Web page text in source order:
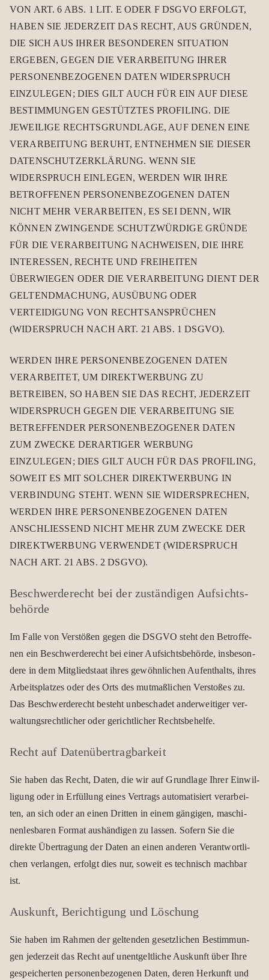
VON ART. 6 ABS. 1 LIT. E ODER F DSGVO ERFOLGT,
HABEN SIE JEDERZEIT DAS RECHT, AUS GRÜNDEN,
DIE SICH AUS IHRER BESONDEREN SITUATION
ERGEBEN, GEGEN DIE VERARBEITUNG IHRER
PERSONENBEZOGENEN DATEN WIDERSPRUCH
EINZULEGEN; DIES GILT AUCH FÜR EIN AUF DIESE
BESTIMMUNGEN GESTÜTZTES PROFILING. DIE
JEWEILIGE RECHTSGRUNDLAGE, AUF DENEN EINE
VERARBEITUNG BERUHT, ENTNEHMEN SIE DIESER
DATENSCHUTZERKLÄRUNG. WENN SIE
WIDERSPRUCH EINLEGEN, WERDEN WIR IHRE
BETROFFENEN PERSONENBEZOGENEN DATEN
NICHT MEHR VERARBEITEN, ES SEI DENN, WIR
KÖNNEN ZWINGENDE SCHUTZWÜRDIGE GRÜNDE
FÜR DIE VERARBEITUNG NACHWEISEN, DIE IHRE
INTERESSEN, RECHTE UND FREIHEITEN
ÜBERWIEGEN ODER DIE VERARBEITUNG DIENT DER
GELTENDMACHUNG, AUSÜBUNG ODER
VERTEIDIGUNG VON RECHTSANSPRÜCHEN
(WIDERSPRUCH NACH ART. 21 ABS. 1 DSGVO).
WERDEN IHRE PERSONENBEZOGENEN DATEN
VERARBEITET, UM DIREKTWERBUNG ZU
BETREIBEN, SO HABEN SIE DAS RECHT, JEDERZEIT
WIDERSPRUCH GEGEN DIE VERARBEITUNG SIE
BETREFFENDER PERSONENBEZOGENER DATEN
ZUM ZWECKE DERARTIGER WERBUNG
EINZULEGEN; DIES GILT AUCH FÜR DAS PROFILING,
SOWEIT ES MIT SOLCHER DIREKTWERBUNG IN
VERBINDUNG STEHT. WENN SIE WIDERSPRECHEN,
WERDEN IHRE PERSONENBEZOGENEN DATEN
ANSCHLIESSEND NICHT MEHR ZUM ZWECKE DER
DIREKTWERBUNG VERWENDET (WIDERSPRUCH
NACH ART. 21 ABS. 2 DSGVO).
Beschwerde­recht bei der zustän­di­gen Aufsichts­
behörde
Im Falle von Ver­stö­ßen gegen die DSGVO steht den Betrof­fe­
nen ein Beschwer­de­recht bei einer Auf­sichts­be­hörde, ins­be­son­
dere in dem Mit­glied­staat ihres gewöhn­li­chen Auf­ent­halts, ihres
Arbeits­plat­zes oder des Orts des mut­maß­li­chen Ver­sto­ßes zu.
Das Beschwer­de­recht besteht unbe­scha­det ander­wei­ti­ger ver­
wal­tungs­recht­li­cher oder gericht­li­cher Rechts­be­helfe.
Recht auf Daten­übertrag­barkeit
Sie haben das Recht, Daten, die wir auf Grund­lage Ihrer Ein­wil­
li­gung oder in Erfül­lung eines Ver­trags auto­ma­ti­siert ver­ar­bei­
ten, an sich oder an einen Drit­ten in einem gän­gi­gen, maschi­
nen­les­ba­ren For­mat aus­hän­di­gen zu las­sen. Sofern Sie die
direkte Über­tra­gung der Daten an einen ande­ren Ver­ant­wort­li­
chen ver­lan­gen, erfolgt dies nur, soweit es tech­nisch mach­bar
ist.
Aus­kunft, Berich­ti­gung und Löschung
Sie haben im Rah­men der gel­ten­den gesetz­li­chen Bestim­mun­
gen jeder­zeit das Recht auf unent­gelt­li­che Aus­kunft über Ihre
gespei­cher­ten per­so­nen­be­zo­ge­nen Daten, deren Her­kunft und